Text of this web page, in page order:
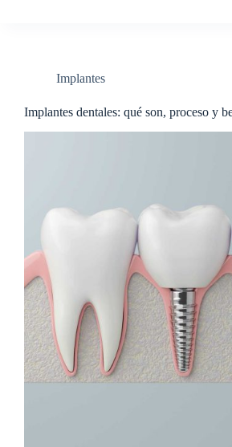
Implantes
Implantes dentales: qué son, proceso y